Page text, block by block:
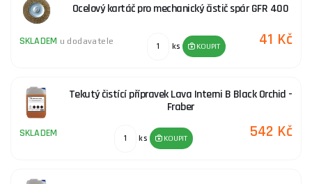
Ocelový kartáč pro mechanický čistič spár GFR 400
SKLADEM u dodavatele ks KOUPIT 41 Kč
Tekutý čistící přípravek Lava Interni B Black Orchid -
Fraber
SKLADEM ks KOUPIT 542 Kč